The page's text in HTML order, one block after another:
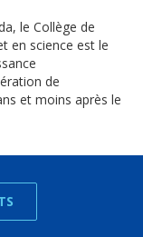
le Collège de
en science est le
de
et moins après le